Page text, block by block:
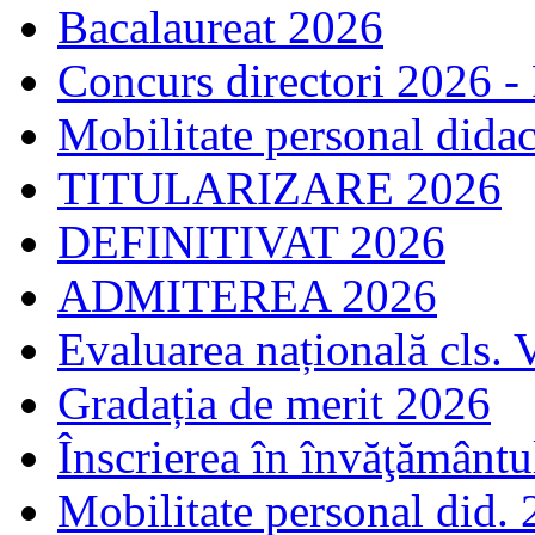
Bacalaureat 2026
Concurs directori 2026 -
Mobilitate personal
TITULARIZARE 2026
DEFINITIVAT 2026
ADMITEREA 2026
Evaluarea națională cls.
Gradația de merit 2026
Înscrierea în
Mobilitate personal did.